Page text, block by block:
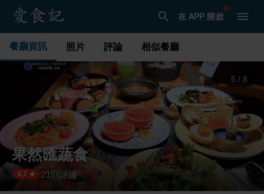
在 APP 開啟
餐廳資訊 照片 評論 相似餐廳
5 / 8
果然匯蔬食
4.7 ·21則評論